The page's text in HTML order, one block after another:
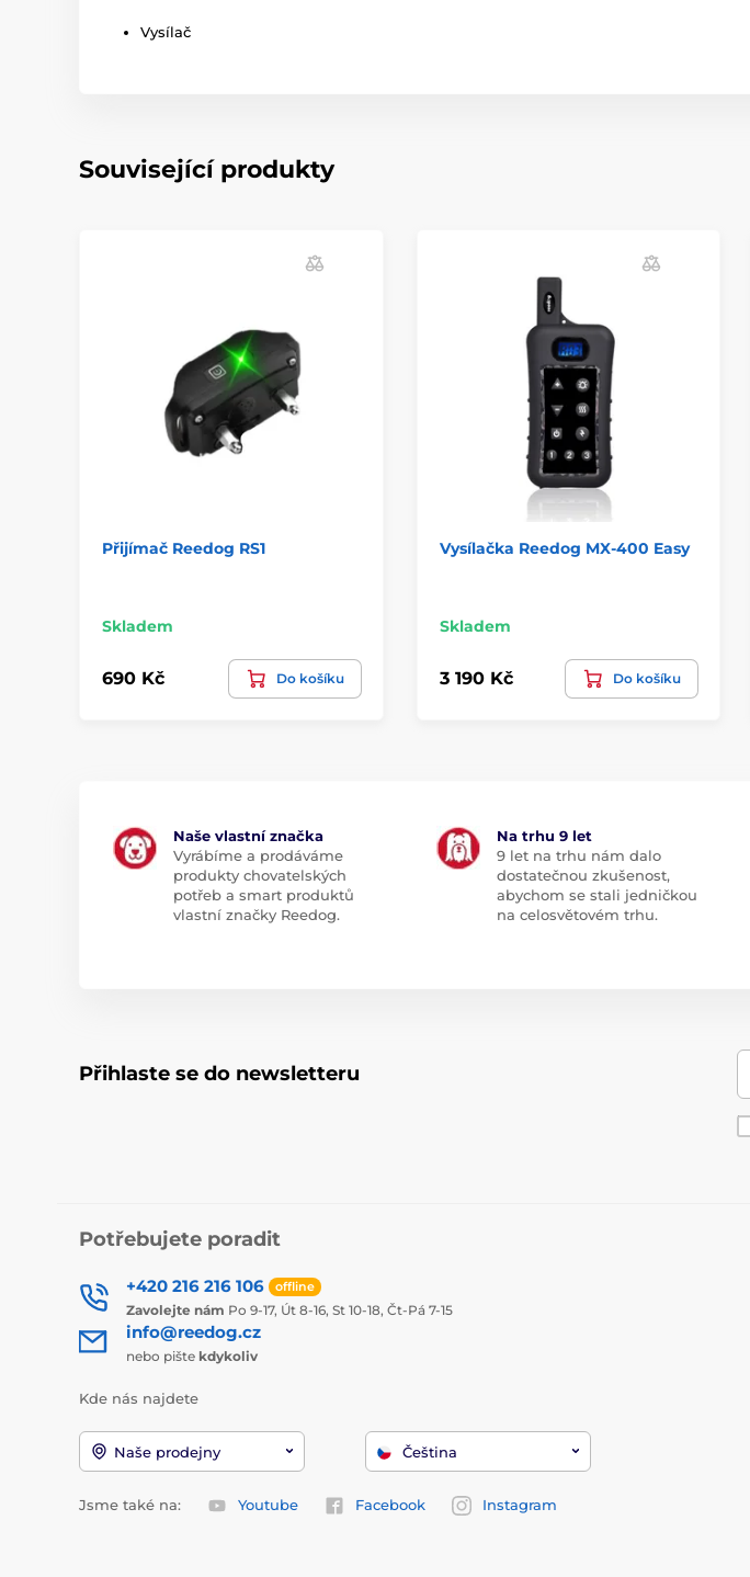
Vysílač
Související produkty
Přijímač Reedog RS1
Skladem
690 Kč Do košíku
Vysílačka Reedog MX-400 Easy
Skladem
3 190 Kč Do košíku
Naše vlastní značka
Vyrábíme a prodáváme
produkty chovatelských
potřeb a smart produktů
vlastní značky Reedog.
Na trhu 9 let
9 let na trhu nám dalo
dostatečnou zkušenost,
abychom se stali jedničkou
na celosvětovém trhu.
Přihlaste se do newsletteru
Potřebujete poradit
+420 216 216 106 offline
Zavolejte nám Po 9-17, Út 8-16, St 10-18, Čt-Pá 7-15
info@reedog.cz
nebo pište kdykoliv
Kde nás najdete
Naše prodejny Čeština
Jsme také na: Youtube Facebook Instagram